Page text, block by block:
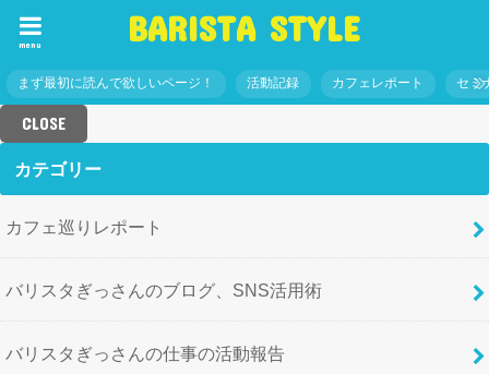
BARISTA STYLE
menu
まず最初に読んで欲しいページ！ 活動記録 カフェレポート セミ
CLOSE
カテゴリー
カフェ巡りレポート
バリスタぎっさんのブログ、SNS活用術
バリスタぎっさんの仕事の活動報告